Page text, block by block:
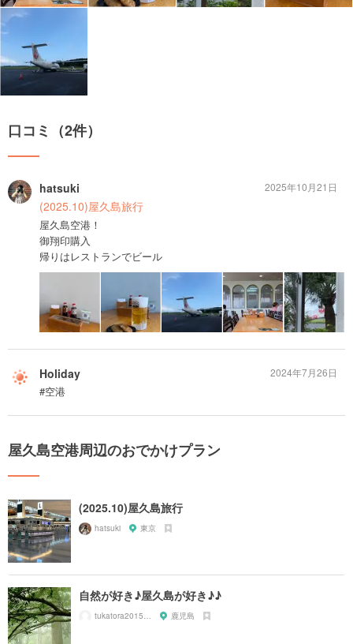
口コミ（2件）
hatsuki
(2025.10)屋久島旅行
屋久島空港！
御翔印購入
帰りはレストランでビール
2025年10月21日
Holiday
#空港
2024年7月26日
屋久島空港周辺のおでかけプラン
(2025.10)屋久島旅行
hatsuki 東京
自然が好き♪屋久島が好き♪♪
tukatora201505 鹿児島